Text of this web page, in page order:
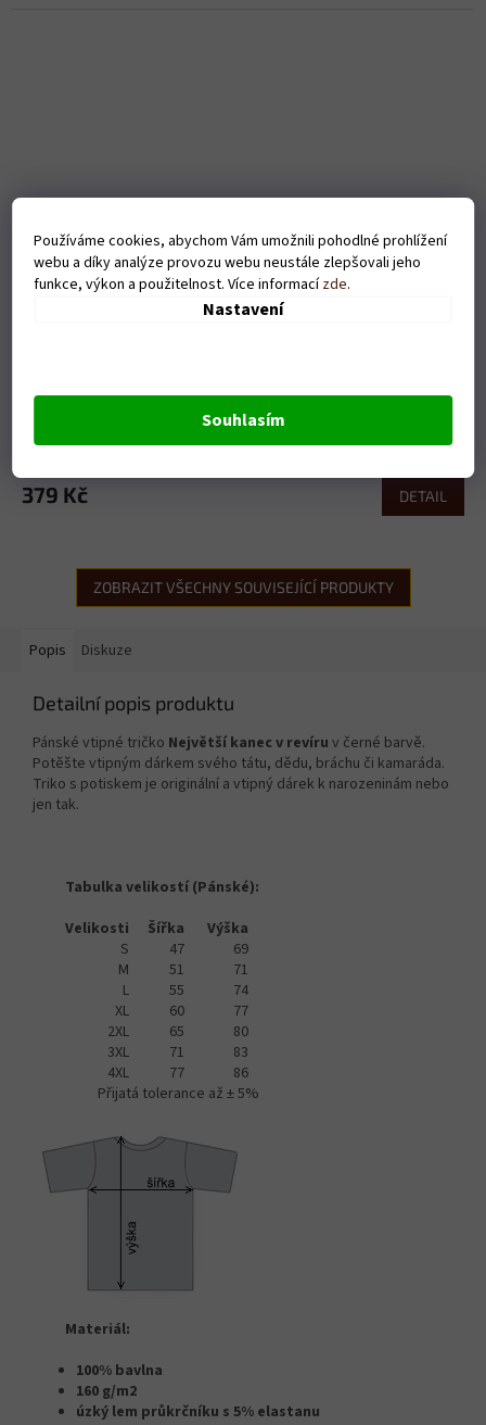
Používáme cookies, abychom Vám umožnili pohodlné prohlížení
webu a díky analýze provozu webu neustále zlepšovali jeho
funkce, výkon a použitelnost. Více informacízde.
Nastavení
Souhlasím
Skladem
379 Kč DETAIL
ZOBRAZIT VŠECHNY SOUVISEJÍCÍ PRODUKTY
Popis Diskuze
Detailní popis produktu
Pánské vtipné tričko Největší kanec v revíru v černé barvě.
Potěšte vtipným dárkem svého tátu, dědu, bráchu či kamaráda.
Triko s potiskem je originální a vtipný dárek k narozeninám nebo
jen tak.
Tabulka velikostí (Pánské):
Velikosti
Šířka
Výška
S
47
69
M
51
71
L
55
74
XL
60
77
2XL
65
80
3XL
71
83
4XL
77
86
Přijatá tolerance až ± 5%
Materiál:
100% bavlna
160 g/m2
úzký lem průkrčníku s 5% elastanu